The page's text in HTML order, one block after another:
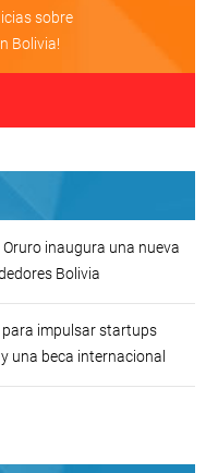
sobre
Bolivia!
inaugura una nueva
Bolivia
para impulsar startups
una beca internacional